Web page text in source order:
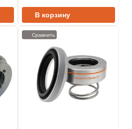
В корзину
Сравнить